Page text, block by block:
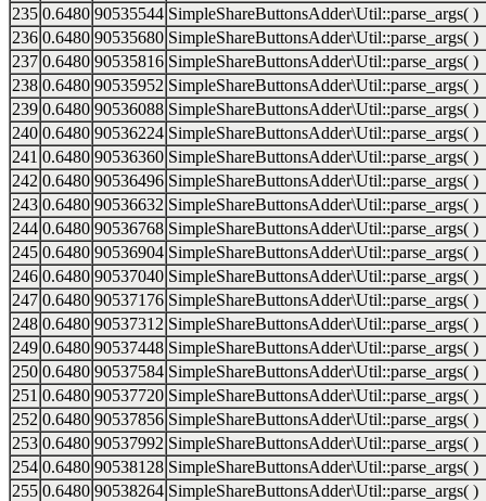
235 0.6480 90535544 SimpleShareButtonsAdder\Util::parse_args( )
236 0.6480 90535680 SimpleShareButtonsAdder\Util::parse_args( )
237 0.6480 90535816 SimpleShareButtonsAdder\Util::parse_args( )
238 0.6480 90535952 SimpleShareButtonsAdder\Util::parse_args( )
239 0.6480 90536088 SimpleShareButtonsAdder\Util::parse_args( )
240 0.6480 90536224 SimpleShareButtonsAdder\Util::parse_args( )
241 0.6480 90536360 SimpleShareButtonsAdder\Util::parse_args( )
242 0.6480 90536496 SimpleShareButtonsAdder\Util::parse_args( )
243 0.6480 90536632 SimpleShareButtonsAdder\Util::parse_args( )
244 0.6480 90536768 SimpleShareButtonsAdder\Util::parse_args( )
245 0.6480 90536904 SimpleShareButtonsAdder\Util::parse_args( )
246 0.6480 90537040 SimpleShareButtonsAdder\Util::parse_args( )
247 0.6480 90537176 SimpleShareButtonsAdder\Util::parse_args( )
248 0.6480 90537312 SimpleShareButtonsAdder\Util::parse_args( )
249 0.6480 90537448 SimpleShareButtonsAdder\Util::parse_args( )
250 0.6480 90537584 SimpleShareButtonsAdder\Util::parse_args( )
251 0.6480 90537720 SimpleShareButtonsAdder\Util::parse_args( )
252 0.6480 90537856 SimpleShareButtonsAdder\Util::parse_args( )
253 0.6480 90537992 SimpleShareButtonsAdder\Util::parse_args( )
254 0.6480 90538128 SimpleShareButtonsAdder\Util::parse_args( )
255 0.6480 90538264 SimpleShareButtonsAdder\Util::parse_args( )